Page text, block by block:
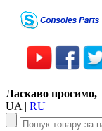
Ласкаво просимо,
UA | RU